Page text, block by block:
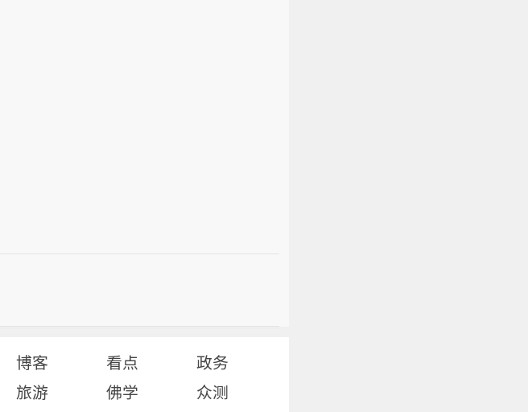
博客 看点
政务
旅游 佛学 众测